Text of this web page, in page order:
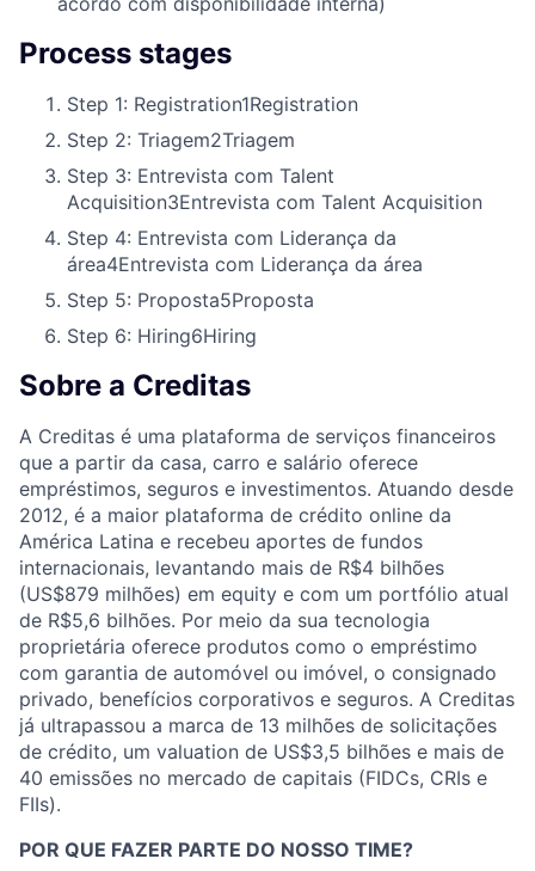
Process stages
Step 1: Registration1Registration
Step 2: Triagem2Triagem
Step 3: Entrevista com Talent
Acquisition3Entrevista com Talent Acquisition
Step 4: Entrevista com Liderança da
área4Entrevista com Liderança da área
Step 5: Proposta5Proposta
Step 6: Hiring6Hiring
Sobre a Creditas
A Creditas é uma plataforma de serviços financeiros
que a partir da casa, carro e salário oferece
empréstimos, seguros e investimentos. Atuando desde
2012, é a maior plataforma de crédito online da
América Latina e recebeu aportes de fundos
internacionais, levantando mais de R$4 bilhões
(US$879 milhões) em equity e com um portfólio atual
de R$5,6 bilhões. Por meio da sua tecnologia
proprietária oferece produtos como o empréstimo
com garantia de automóvel ou imóvel, o consignado
privado, benefícios corporativos e seguros. A Creditas
já ultrapassou a marca de 13 milhões de solicitações
de crédito, um valuation de US$3,5 bilhões e mais de
40 emissões no mercado de capitais (FIDCs, CRIs e
FIIs).
POR QUE FAZER PARTE DO NOSSO TIME?